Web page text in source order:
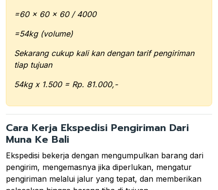
=60 x 60 x 60 / 4000
=54kg (volume)
Sekarang cukup kali kan dengan tarif pengiriman
tiap tujuan
54kg x 1.500 = Rp. 81.000,-
Cara Kerja Ekspedisi Pengiriman Dari
Muna Ke Bali
Ekspedisi bekerja dengan mengumpulkan barang dari
pengirim, mengemasnya jika diperlukan, mengatur
pengiriman melalui jalur yang tepat, dan memberikan